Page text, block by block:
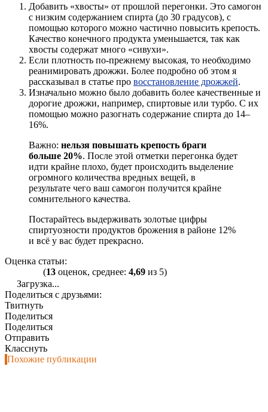
Добавить «хвосты» от прошлой перегонки. Это самогон
с низким содержанием спирта (до 30 градусов), с
помощью которого можно частично повысить крепость.
Качество конечного продукта уменьшается, так как
хвосты содержат много «сивухи».
Если плотность по-прежнему высокая, то необходимо
реанимировать дрожжи. Более подробно об этом я
рассказывал в статье про восстановление дрожжей.
Изначально можно было добавить более качественные и
дорогие дрожжи, например, спиртовые или турбо. С их
помощью можно разогнать содержание спирта до 14–
16%.
Важно: нельзя повышать крепость браги
больше 20%. После этой отметки перегонка будет
идти крайне плохо, будет происходить выделение
огромного количества вредных вещей, в
результате чего ваш самогон получится крайне
сомнительного качества.
Постарайтесь выдерживать золотые цифры
спиртуозности продуктов брожения в районе 12%
и всё у вас будет прекрасно.
Оценка статьи:
(13 оценок, среднее: 4,69 из 5)
Загрузка...
Поделиться с друзьями:
Твитнуть
Поделиться
Поделиться
Отправить
Класснуть
Похожие публикации